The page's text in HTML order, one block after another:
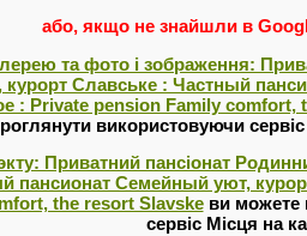
або, якщо не знайшли в
та фото і зображення:
курорт Славське : Частный
: Private pension Family comfort,
використовуючи
Приватний пансіонат
пансионат Семейный уют,
the resort Slavskeви можете
сервіс Місця на